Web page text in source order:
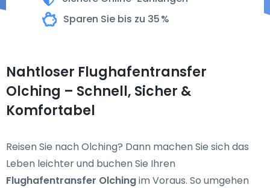
Sparen Sie bis zu 35 %
Nahtloser Flughafentransfer
Olching – Schnell, Sicher &
Komfortabel
Reisen Sie nach Olching? Dann machen Sie sich das
Leben leichter und buchen Sie Ihren
Flughafentransfer Olchingim Voraus. So umgehen